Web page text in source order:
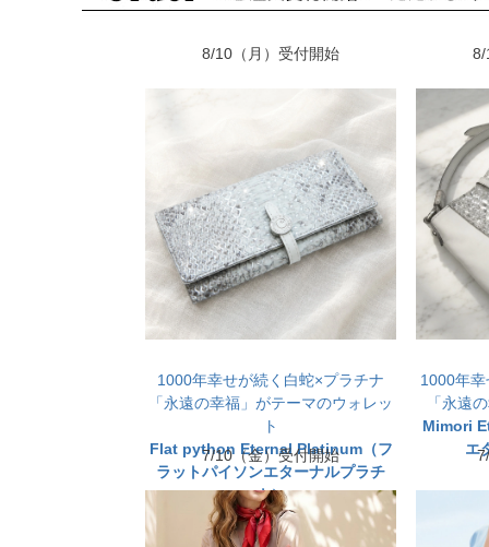
8/10（月）受付開始
1000年幸せが続く白蛇×プラチナ
「永遠の幸福」がテーマのウォレッ
ト
Flat python Eternal Platinum（フ
ラットパイソンエターナルプラチ
ナ）
8/
1000年
「永遠
Mimori
エ
7/10（金）受付開始